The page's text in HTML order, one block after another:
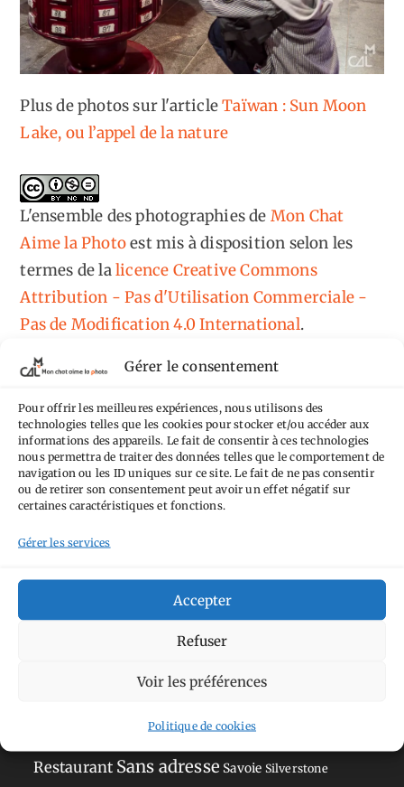
Gérer le consentement
Pour offrir les meilleures expériences, nous utilisons des
technologies telles que les cookies pour stocker et/ou accéder aux
informations des appareils. Le fait de consentir à ces technologies
nous permettra de traiter des données telles que le comportement de
navigation ou les ID uniques sur ce site. Le fait de ne pas consentir
ou de retirer son consentement peut avoir un effet négatif sur
certaines caractéristiques et fonctions.
Gérer les services
Accepter
Refuser
Voir les préférences
Politique de cookies
Plus de photos sur l'articleTaïwan : Sun Moon
Lake, ou l’appel de la nature
L'ensemble des photographiesde Mon Chat
Aime la Photoest mis à disposition selon les
termes de lalicence Creative Commons
Attribution - Pas d'Utilisation Commerciale -
Pas de Modification 4.0 International.
Tags
Anti tourisme
perchéCircuitDanemarkEspagne
Academy Hauts-de-France Hébergement JaponJournées
Olympus OM-D E-M5
ParisPays-BasPays Basque
Restaurant Sans adresse Savoie Silverstone